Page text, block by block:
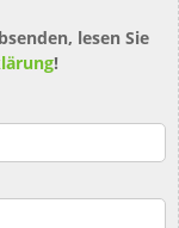
lesen Sie
!